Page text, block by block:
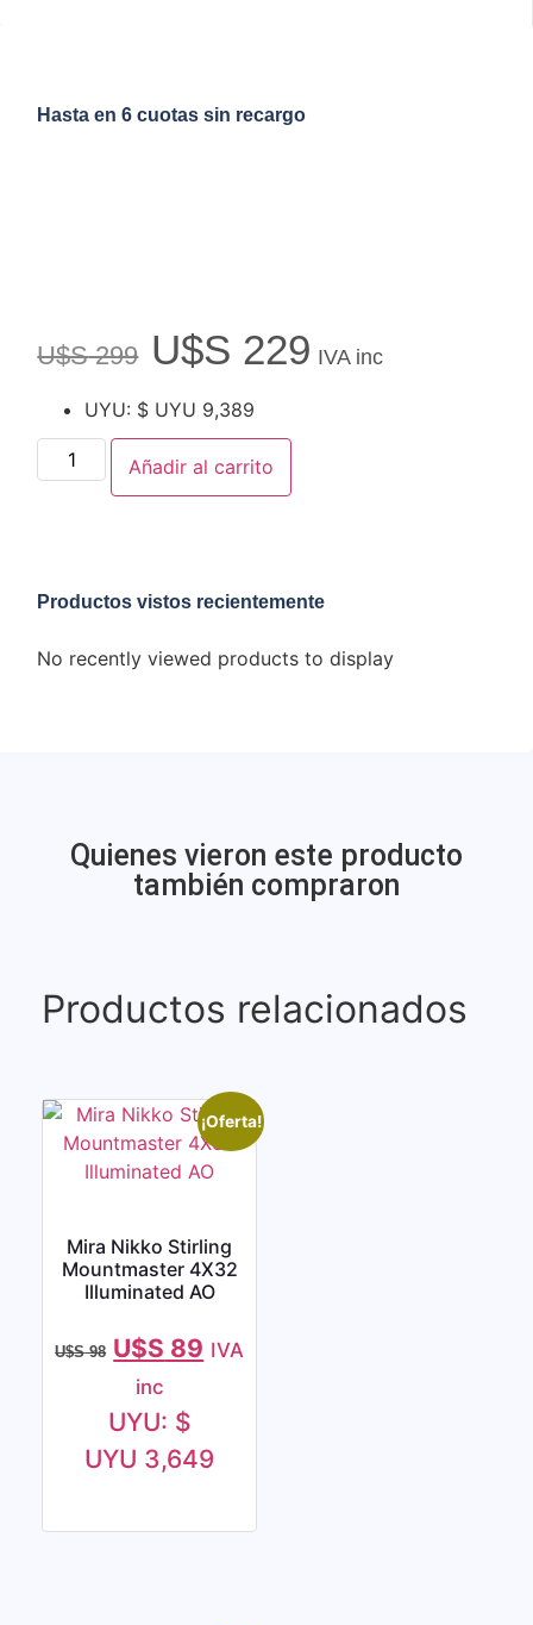
Hasta en 6 cuotas sin recargo
U$S299 U$S 229 IVA inc
UYU: $ UYU 9,389
Añadir al carrito
Productos vistos recientemente
No recently viewed products to display
Quienes vieron este producto
también compraron
Productos relacionados
¡Oferta!
Mira Nikko Stirling
Mountmaster 4X32
Illuminated AO
U$S98 U$S 89 IVA
inc
UYU: $
UYU 3,649